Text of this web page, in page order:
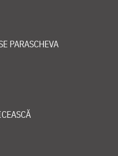
PARASCHEVA